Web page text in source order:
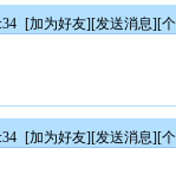
[加为好友][发送消息][
[加为好友][发送消息][